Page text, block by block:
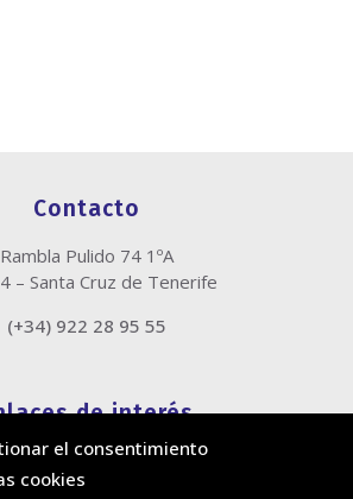
el consentimiento
cookies
Contacto
Rambla Pulido 74 1ºA
– Santa Cruz de Tenerife
(+34) 922 28 95 55
de interés
Política de cookies
de privacidad